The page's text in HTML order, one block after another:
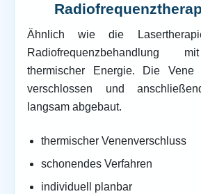
Ähnlich wie die
Radiofrequenzbehandlung
thermischer Energie. Die
verschlossen und
langsam abgebaut.
thermischer Venenverschluss
schonendes Verfahren
individuell planbar